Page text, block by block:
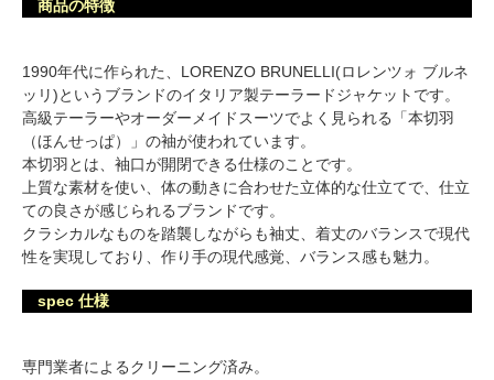
商品の特徴
1990年代に作られた、LORENZO BRUNELLI(ロレンツォ ブルネ
ッリ)というブランドのイタリア製テーラードジャケットです。
高級テーラーやオーダーメイドスーツでよく見られる「本切羽
（ほんせっぱ）」の袖が使われています。
本切羽とは、袖口が開閉できる仕様のことです。
上質な素材を使い、体の動きに合わせた立体的な仕立てで、仕立
ての良さが感じられるブランドです。
クラシカルなものを踏襲しながらも袖丈、着丈のバランスで現代
性を実現しており、作り手の現代感覚、バランス感も魅力。
spec 仕様
専門業者によるクリーニング済み。